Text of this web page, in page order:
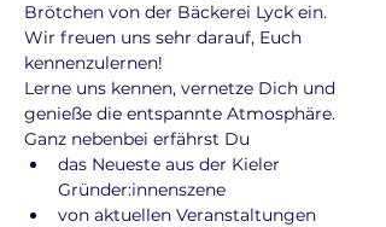
Brötchen von der Bäckerei Lyck ein.
Wir freuen uns sehr darauf, Euch
kennenzulernen!
Lerne uns kennen, vernetze Dich und
genieße die entspannte Atmosphäre.
Ganz nebenbei erfährst Du
das Neueste aus der Kieler
Gründer:innenszene
von aktuellen Veranstaltungen